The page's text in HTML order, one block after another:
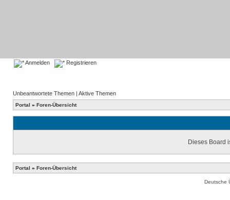
Anmelden Registrieren
Unbeantwortete Themen | Aktive Themen
Portal » Foren-Übersicht
Dieses Board
Portal » Foren-Übersicht
Deutsche